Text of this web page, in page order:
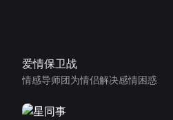
爱情保卫战
情感导师团为情侣解决感情困惑